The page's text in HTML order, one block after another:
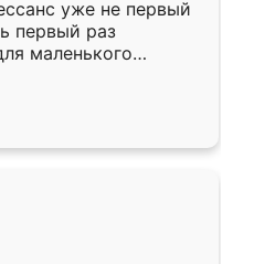
уже не первый
первый раз
маленького
,во второй раз
качеству очень
быстрая,
разнообразный.
то потребуется из
только здесь.